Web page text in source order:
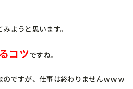
ようと思います。
コツですね。
ですが、仕事は終わりませんｗｗｗ